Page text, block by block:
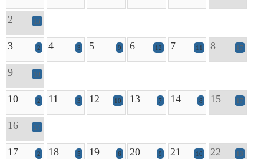
2 13
3 2 4 3 5 9 6 12 7 11 8 17
9 10
10 2 11 3 12 10 13 7 14 8 15 17
16 17
17 2 18 5 19 6 20 9 21 10 22 13